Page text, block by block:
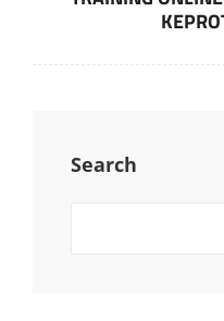
Search